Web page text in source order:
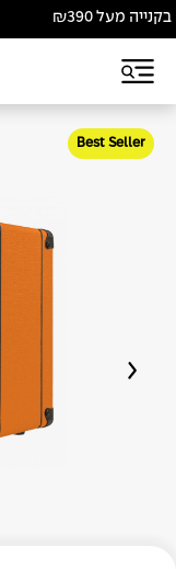
מעל ₪390
Best Seller